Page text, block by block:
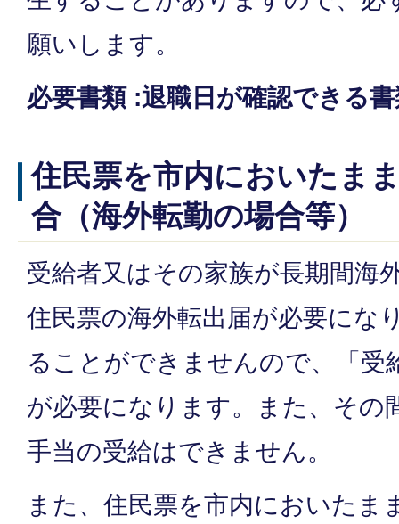
願いします。
必要書類 :退職日が確認できる
住民票を市内においたま
合（海外転勤の場合等）
受給者又はその家族が長期間海
住民票の海外転出届が必要にな
ることができませんので、「受
が必要になります。また、その
手当の受給はできません。
また、住民票を市内においたま